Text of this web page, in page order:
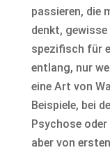
passieren, die
denkt,
spezifisch für
entlang, nur
eine Art von
Beispiele, bei
Psychose
aber von